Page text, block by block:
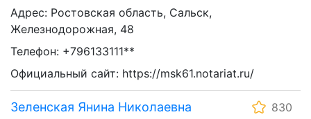
Адрес: Ростовская область, Сальск,
Железнодорожная, 48
Телефон: +796133111**
Официальный сайт: https://msk61.notariat.ru/
Зеленская Янина Николаевна
830